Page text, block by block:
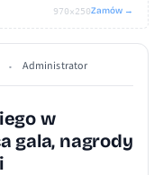
970×250Zamów →
• Administrator
w
gala, nagrody